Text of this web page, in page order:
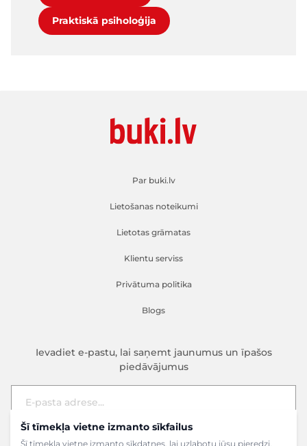
Šī tīmekļa vietne izmanto sīkfailus
Šī tīmekļa vietne izmanto sīkdatnes, lai uzlabotu jūsu pieredzi,
Praktiskā psiholoģija
Par buki.lv
Lietošanas noteikumi
Lietotas grāmatas
Klientu serviss
Privātuma politika
Blogs
Ievadiet e-pastu, lai saņemt jaunumus un īpašos
piedāvājumus
E-pasta adrese